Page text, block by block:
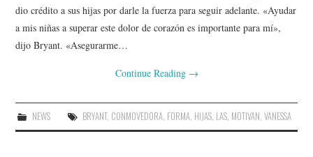
dio crédito a sus hijas por darle la fuerza para seguir adelante. «Ayudar
a mis niñas a superar este dolor de corazón es importante para mí»,
dijo Bryant. «Asegurarme…
Continue Reading →
NEWS BRYANT, CONMOVEDORA, FORMA, HIJAS, LAS, MOTIVAN, VANESSA